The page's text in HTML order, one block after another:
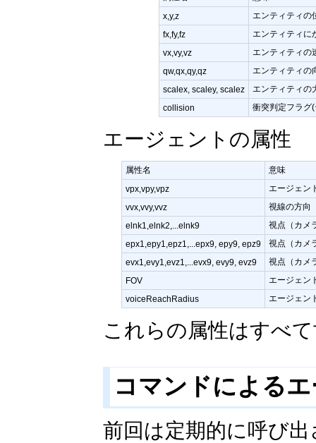
x,y,z エンティティの
fx,fy,fz エンティティに
vx,vy,vz エンティティの
qw,qx,qy,qz エンティティの
scalex, scaley, scalez エンティティの
collision 衝突判定フラグ
エージェントの属性
属性名 意味
vpx,vpy,vpz エージェン
vvx,vvy,vvz 視線の方向
elnk1,elnk2,...elnk9 視点（カメ
epx1,epy1,epz1,...epx9, epy9, epz9 視点（カメ
evx1,evy1,evz1,...evx9, evy9, evz9 視点（カメ
FOV エージェン
voiceReachRadius エージェン
これらの属性はすべ
コマンドによる
前回は定期的に呼び